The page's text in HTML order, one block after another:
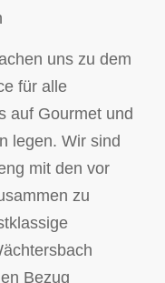
uns zu dem
für alle
auf Gourmet und
legen. Wir sind
mit den vor
zu
Bezug